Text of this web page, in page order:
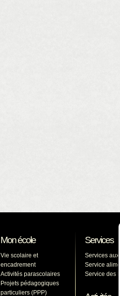
Mon école
Vie scolaire et
encadrement
Activités parascolaires
Projets pédagogiques
particuliers (PPP)
Services
Services
Service
Service des